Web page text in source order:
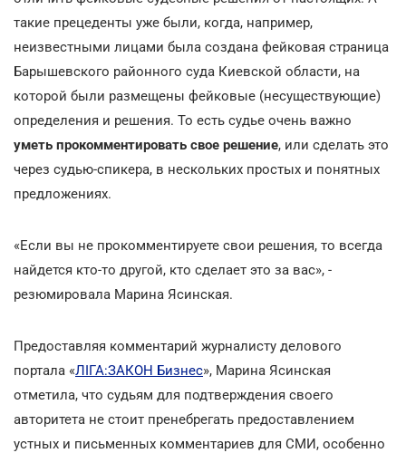
такие прецеденты уже были, когда, например,
неизвестными лицами была создана фейковая страница
Барышевского районного суда Киевской области, на
которой были размещены фейковые (несуществующие)
определения и решения. То есть судье очень важно
уметь прокомментировать свое решение, или сделать это
через судью-спикера, в нескольких простых и понятных
предложениях.
«Если вы не прокомментируете свои решения, то всегда
найдется кто-то другой, кто сделает это за вас», -
резюмировала Марина Ясинская.
Предоставляя комментарий журналисту делового
портала «ЛІГА:ЗАКОН Бизнес», Марина Ясинская
отметила, что судьям для подтверждения своего
авторитета не стоит пренебрегать предоставлением
устных и письменных комментариев для СМИ, особенно